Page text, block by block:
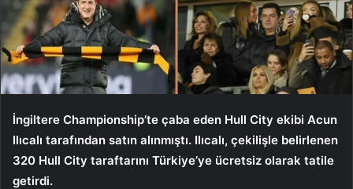
İngiltere Championship’te çaba eden Hull City ekibi Acun
Ilıcalı tarafından satın alınmıştı. Ilıcalı, çekilişle belirlenen
320 Hull City taraftarını Türkiye’ye ücretsiz olarak tatile
getirdi.